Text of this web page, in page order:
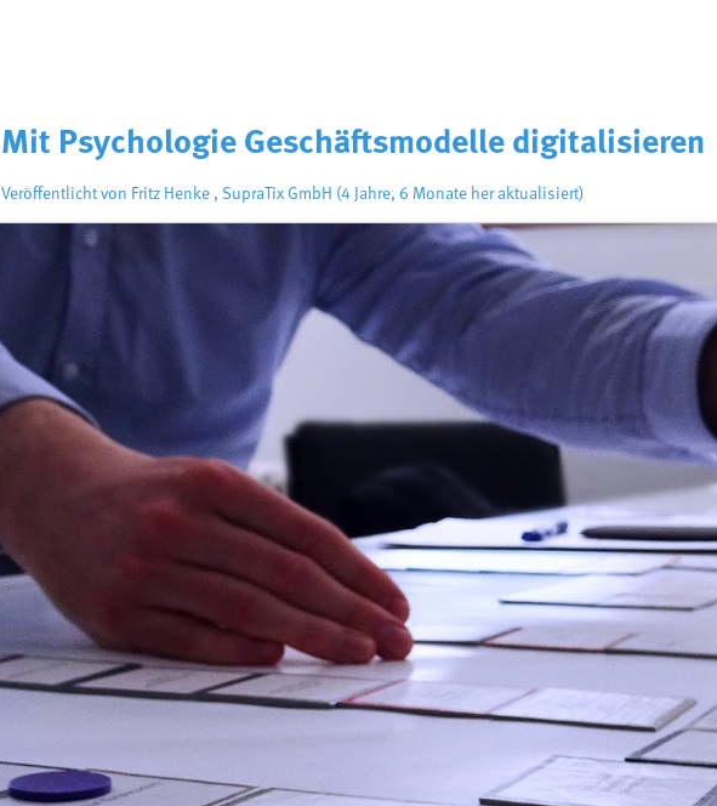
Mit Psychologie Geschäftsmodelle digitalisieren
Veröffentlicht von Fritz Henke , SupraTix GmbH (4 Jahre, 6 Monate her aktualisiert)